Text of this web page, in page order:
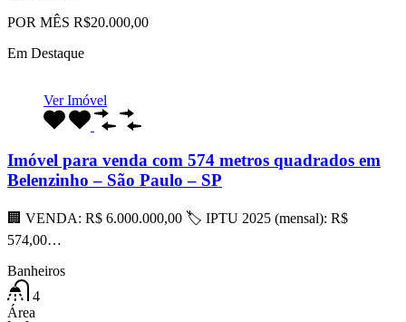
POR MÊS R$20.000,00
Em Destaque
Ver Imóvel
Imóvel para venda com 574 metros quadrados em
Belenzinho – São Paulo – SP
🏢 VENDA: R$ 6.000.000,00 🏷 IPTU 2025 (mensal): R$
574,00…
Banheiros
4
Área